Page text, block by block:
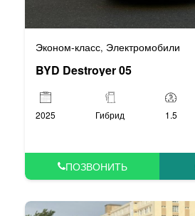
Эконом-класс, Электромобили
BYD Destroyer 05
2025 Гибрид 1.5
ПОЗВОНИТЬ